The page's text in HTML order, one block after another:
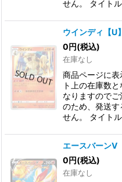
せん。 タイト
ウインディ【U
0円(税込)
在庫なし
商品ページに
ト上の在庫数
なりますので
のため、発送す
せん。 タイト
エースバーンV
0円(税込)
在庫なし